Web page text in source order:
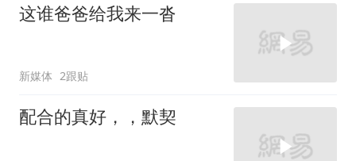
这谁爸爸给我来一沓
新媒体 2跟贴
配合的真好，，默契